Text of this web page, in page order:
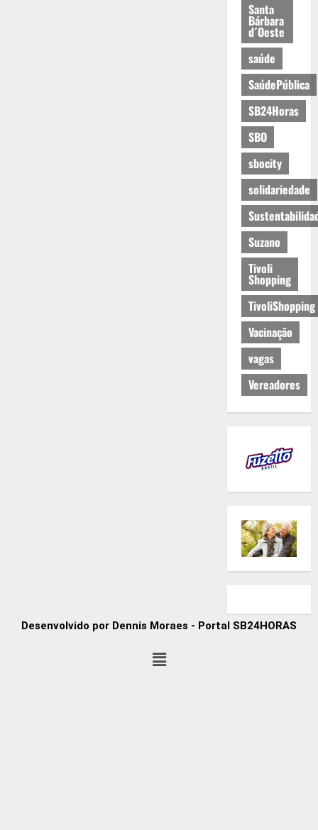
Santa
Bárbara
d´Oeste
saúde
SaúdePública
SB24Horas
SBO
sbocity
solidariedade
Suzano
Tivoli
Shopping
TivoliShopping
Vacinação
vagas
Vereadores
Desenvolvido por Dennis Moraes - Portal SB24HORAS